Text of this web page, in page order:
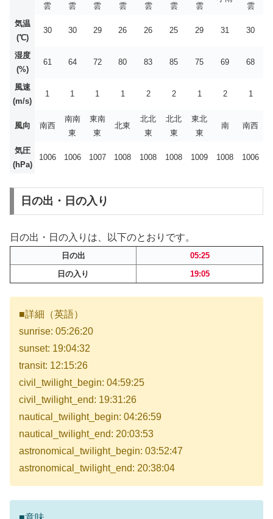
雲 雲 雲 雲 雲 雲 雲
雲
気温
(℃)
30 30 29 26 26 25 29 31 30
湿度
(%)
61 64 72 80 83 85 75 69 68
風速
(m/s)
1 1 1 1 2 2 1 2 1
風向 南西
南南
東
東南
東
北東
北北
東
北北
東
東北
東
南 南西
気圧
(hPa)
1006 1006 1007 1008 1008 1008 1009 1008 1006
日の出・日の入り
日の出・日の入りは、以下のとおりです。
日の出
05:25
日の入り
19:05
■詳細（英語）
sunrise: 05:26:20
sunset: 19:04:32
transit: 12:15:26
civil_twilight_begin: 04:59:25
civil_twilight_end: 19:31:26
nautical_twilight_begin: 04:26:59
nautical_twilight_end: 20:03:53
astronomical_twilight_begin: 03:52:47
astronomical_twilight_end: 20:38:04